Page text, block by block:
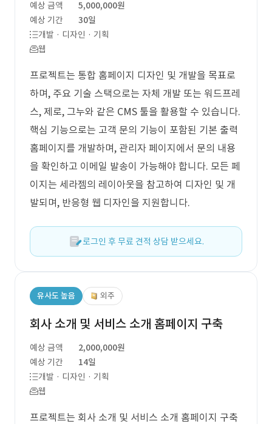
예상 금액
5,000,000원
예상 기간
30일
개발 · 디자인 · 기획
웹
프로젝트는 통합 홈페이지 디자인 및 개발을 목표로
하며, 주요 기술 스택으로는 자체 개발 또는 워드프레
스, 제로, 그누와 같은 CMS 툴을 활용할 수 있습니다.
핵심 기능으로는 고객 문의 기능이 포함된 기본 출력
홈페이지를 개발하며, 관리자 페이지에서 문의 내용
을 확인하고 이메일 발송이 가능해야 합니다. 모든 페
이지는 세라젬의 레이아웃을 참고하여 디자인 및 개
발되며, 반응형 웹 디자인을 지원합니다.
로그인 후 무료 견적 상담 받으세요.
유사도 높음 외주
회사 소개 및 서비스 소개 홈페이지 구축
예상 금액
2,000,000원
예상 기간
14일
개발 · 디자인 · 기획
웹
프로젝트는 회사 소개 및 서비스 소개 홈페이지 구축